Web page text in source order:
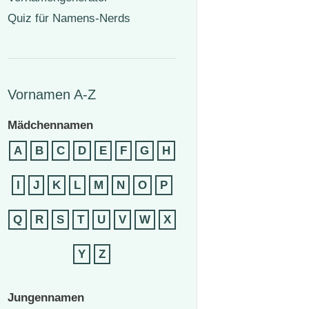
Quiz für Namens-Nerds
Vornamen A-Z
Mädchennamen
A
B C D E F G H
I J K L M N O P
Q R S T U V W X
Y Z
Jungennamen